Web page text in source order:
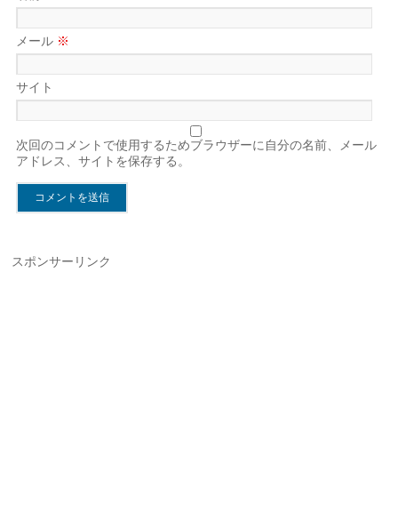
メール ※
サイト
次回のコメントで使用するためブラウザーに自分の名前、メール
アドレス、サイトを保存する。
スポンサーリンク